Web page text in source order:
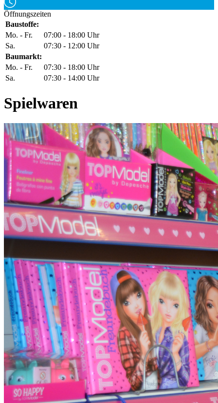
Öffnungszeiten
Baustoffe:
Mo. - Fr.
07:00 - 18:00 Uhr
Sa.
07:30 - 12:00 Uhr
Baumarkt:
Mo. - Fr.
07:30 - 18:00 Uhr
Sa.
07:30 - 14:00 Uhr
Spielwaren